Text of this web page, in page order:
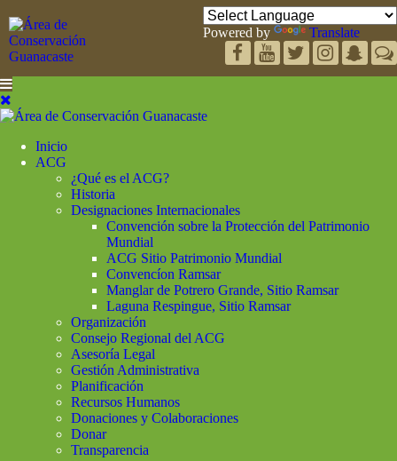
Powered by Translate
Inicio
ACG
¿Qué es el ACG?
Historia
Designaciones Internacionales
Convención sobre la Protección del Patrimonio
Mundial
ACG Sitio Patrimonio Mundial
Convencíon Ramsar
Manglar de Potrero Grande, Sitio Ramsar
Laguna Respingue, Sitio Ramsar
Organización
Consejo Regional del ACG
Asesoría Legal
Gestión Administrativa
Planificación
Recursos Humanos
Donaciones y Colaboraciones
Donar
Transparencia